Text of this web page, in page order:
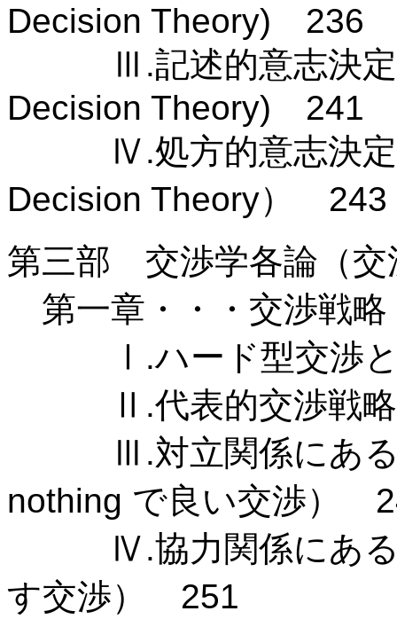
Decision Theory) 236
Ⅲ.記述的意志決定に
Decision Theory) 241
Ⅳ.処方的意志決定に
Decision Theory） 243
第三部 交渉学各論（交
第一章・・・交渉戦
Ⅰ.ハード型交渉と
Ⅱ.代表的交渉戦
Ⅲ.対立関係にある一
nothing で良い交渉）
Ⅳ.協力関係にある数
す交渉） 251